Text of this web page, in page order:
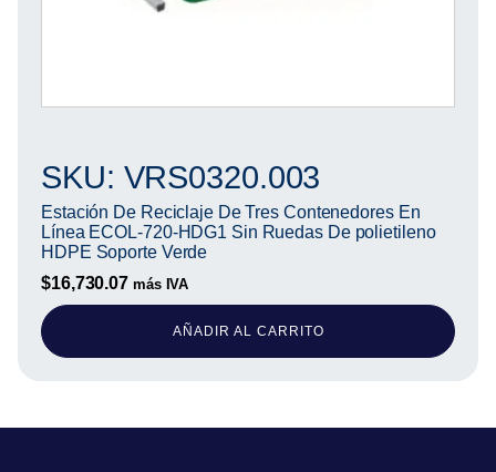
SKU: VRS0320.003
Estación De Reciclaje De Tres Contenedores En
Línea ECOL-720-HDG1 Sin Ruedas De polietileno
HDPE Soporte Verde
$16,730.07 más IVA
AÑADIR AL CARRITO